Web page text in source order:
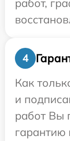
работ,
4
Как
и
работ Вы
гарантию